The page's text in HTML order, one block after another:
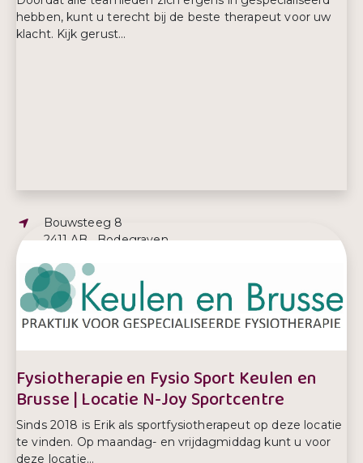
hebben, kunt u terecht bij de beste therapeut voor uw
klacht. Kijk gerust...
Adres:
Bouwsteeg 8
2411 AB , Bodegraven
E-mailadres:
fysiotherapie@keulen-brusse.nl
Telefoonnummer:
0172 612 520
Fysiotherapie en Fysio Sport Keulen en
Brusse | Locatie N-Joy Sportcentre
Sinds 2018 is Erik als sportfysiotherapeut op deze locatie
te vinden. Op maandag- en vrijdagmiddag kunt u voor
deze locatie...